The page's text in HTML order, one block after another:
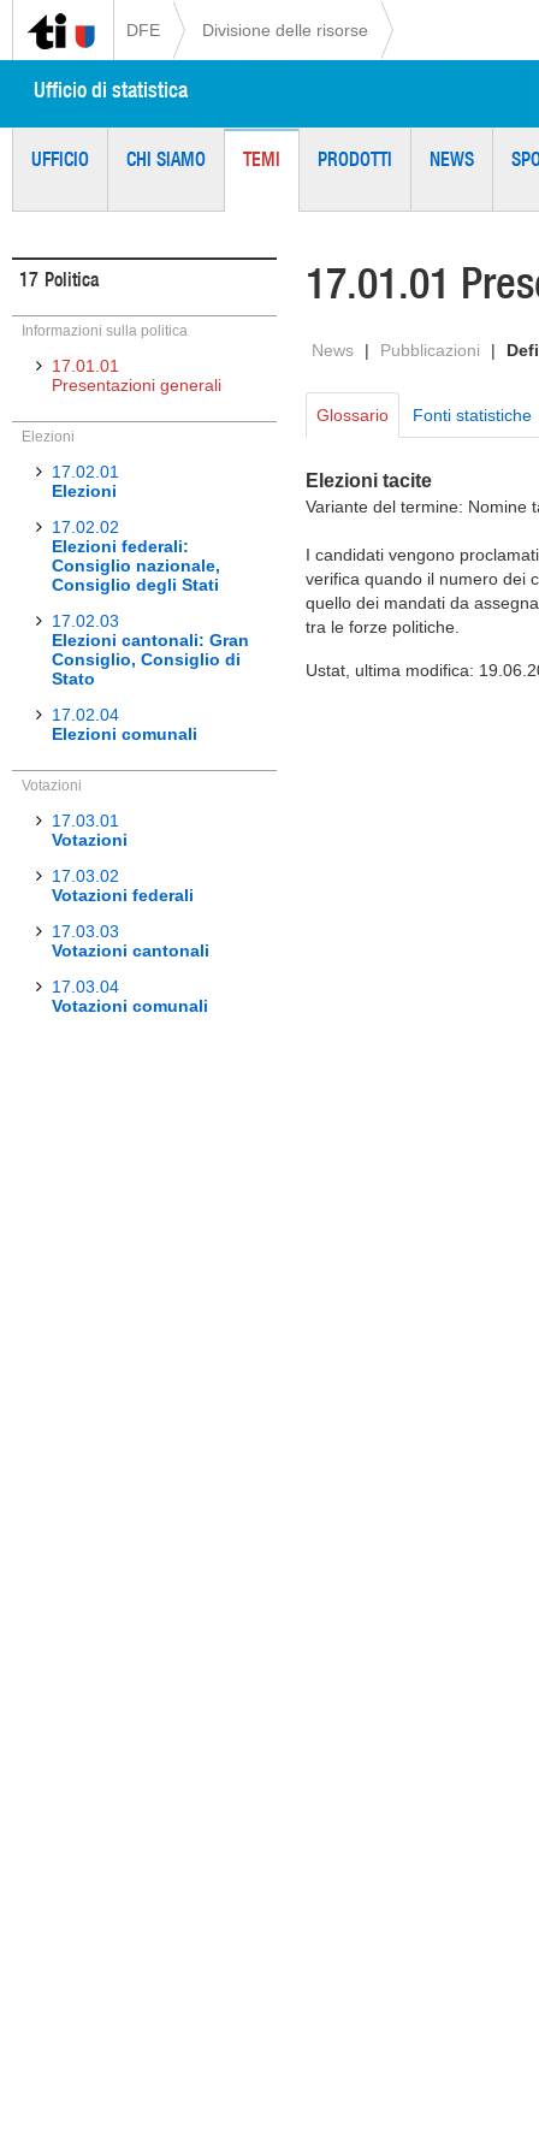
DFE Divisione delle risorse
Ufficio di statistica
UFFICIO CHI SIAMO TEMI PRODOTTI NEWS
17 Politica
Informazioni sulla politica
17.01.01
Presentazioni generali
Elezioni
17.02.01
Elezioni
17.02.02
Elezioni federali:
Consiglio nazionale,
Consiglio degli Stati
17.02.03
Elezioni cantonali: Gran
Consiglio, Consiglio di
Stato
17.02.04
Elezioni comunali
Votazioni
17.03.01
Votazioni
17.03.02
Votazioni federali
17.03.03
Votazioni cantonali
17.03.04
Votazioni comunali
17.01.01
News | Pubblicazioni |
Glossario Fonti statistiche
Elezioni tacite
Variante del termine: Nomine
I candidati vengono
verifica quando il numero dei
quello dei mandati da
tra le forze politiche.
Ustat, ultima modifica: